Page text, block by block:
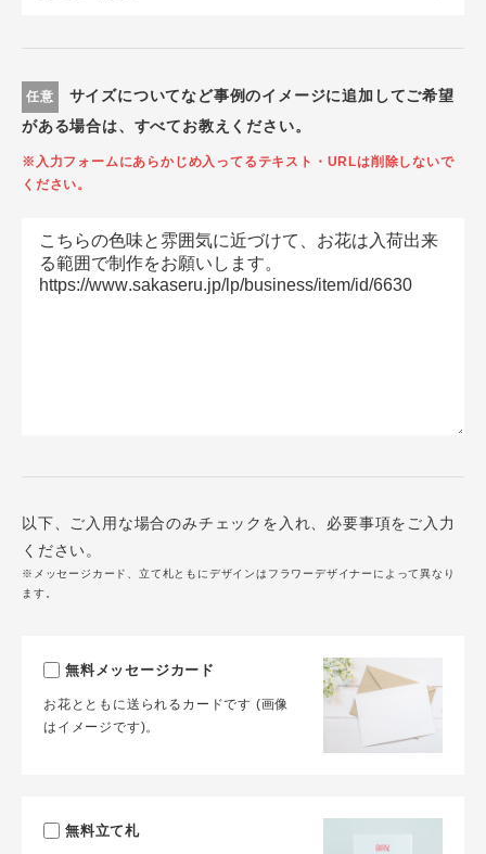
任意
サイズについてなど事例のイメージに追加してご希望
がある場合は、すべてお教えください。
※入力フォームにあらかじめ入ってるテキスト・URLは削除しないで
ください。
以下、ご入用な場合のみチェックを入れ、必要事項をご入力
ください。
※メッセージカード、立て札ともにデザインはフラワーデザイナーによって異なり
ます。
無料メッセージカード
お花とともに送られるカードです (画像
はイメージです)。
無料立て札